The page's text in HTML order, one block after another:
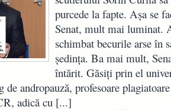
purcede la fapte. Aşa se
Senat, mult mai luminat.
schimbat becurile arse în
şedinţa. Ba mai mult,
întărit. Găsiţi prin el
de andropauză, profesoare
adică cu [...]